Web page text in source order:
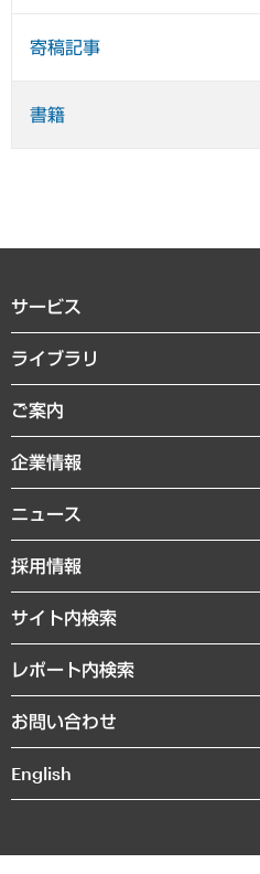
寄稿記事
書籍
サービス
経営戦略
組織・人事戦略
デジタルイノベーション
共生・ダイバーシティ
GRC（ガバナンス・リスク・コンプライ
経済・産業・雇用・労働
まちづくり・観光・交通・スポーツ・ス
自然資源・農林水産業・食料システム
ライブラリ
経済調査
レポート
コラム
経営用語集
受託・受注実績（官公庁関連）
メディア掲載・出演
ご案内
セミナー・イベント情報
MUFGビジネスセミナー
受託案件情報
企業情報
私たちの想い
社長メッセージ
会社概要
沿革
組織図・本部部室紹介
インドネシア現地法人
個人情報保護方針
ニュース
ニュースリリース
お知らせ
採用情報
サイト内検索
レポート内検索
お問い合わせ
English